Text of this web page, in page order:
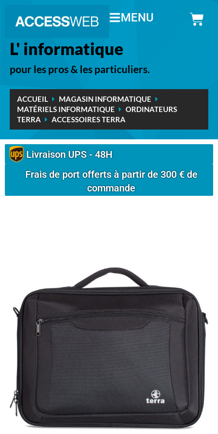
MENU
L' informatique
pour les pros & les particuliers.
ACCUEIL
MAGASIN INFORMATIQUE
MATÉRIELS INFORMATIQUE
ORDINATEURS
TERRA
ACCESSOIRES TERRA
Livraison UPS - 48H
Frais de port offerts à partir de 300 € de
commande